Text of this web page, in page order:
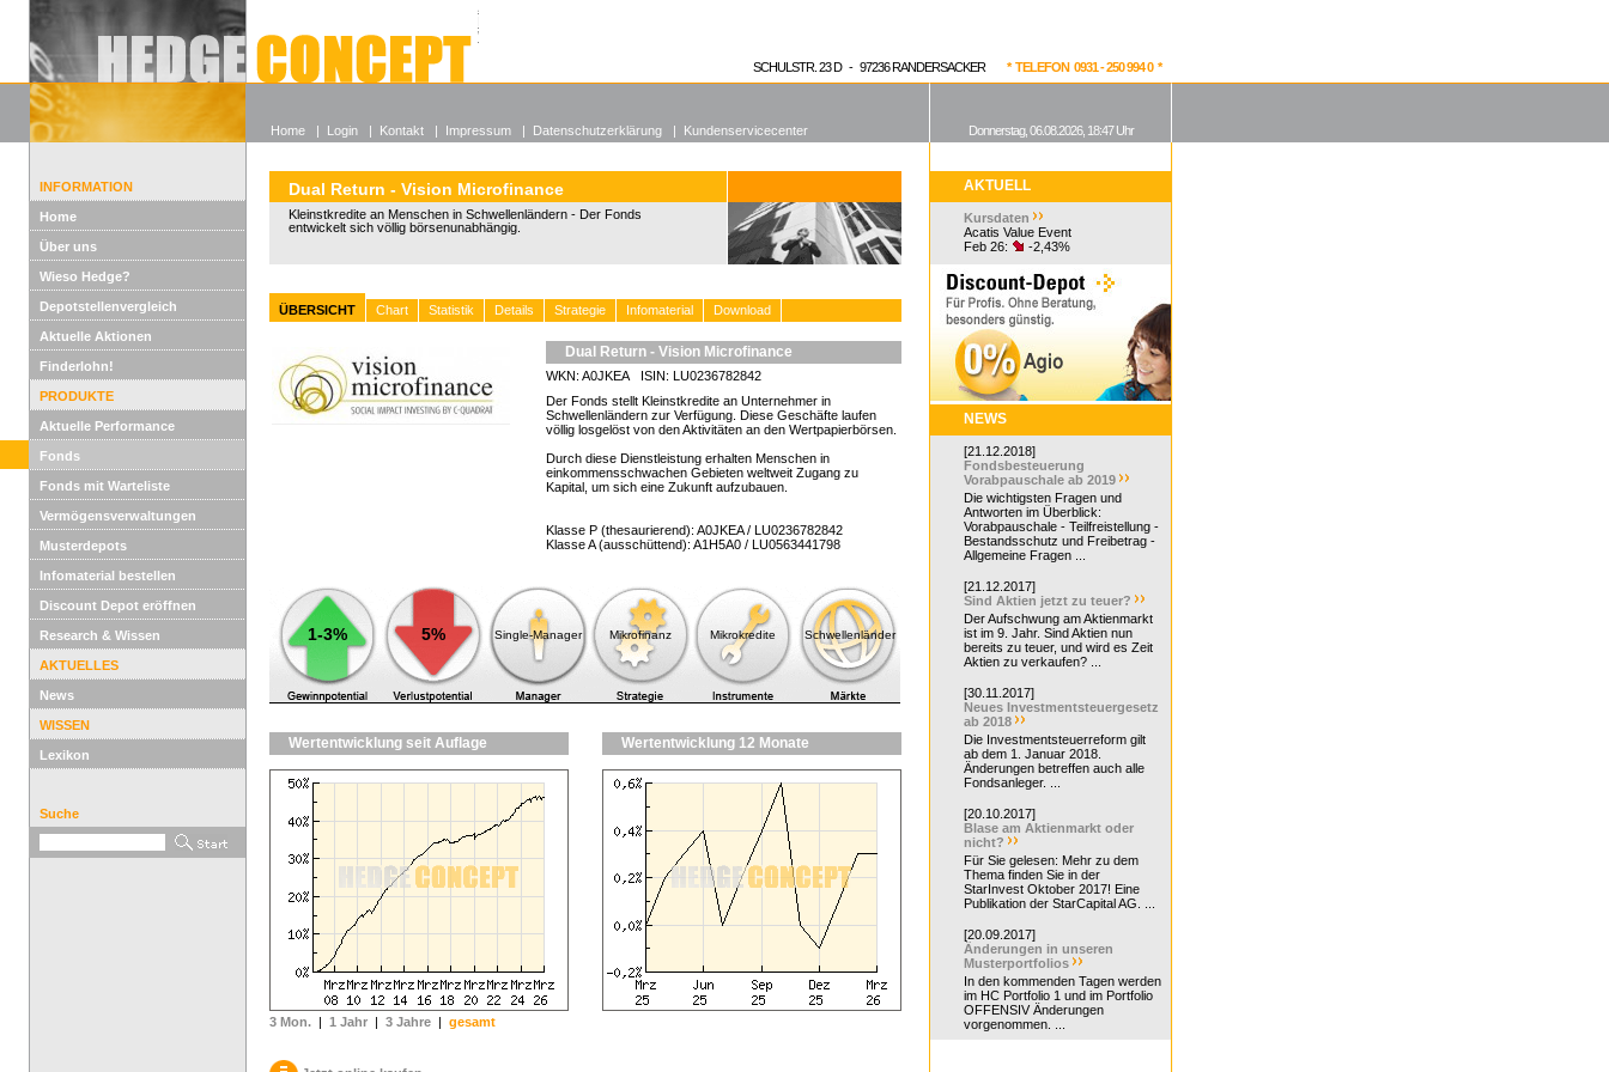
Alle offenen Fonds
Wieso Hedgefonds?
SCHULSTR. 23 D - 97236 RANDERSACKER * TELEFON 0931 - 250 994 0 *
INFORMATION
Home
Über uns
Wieso Hedge?
Depotstellenvergleich
Aktuelle Aktionen
Finderlohn!
PRODUKTE
Aktuelle Performance
Fonds
Fonds mit Warteliste
Vermögensverwaltungen
Musterdepots
Infomaterial bestellen
Discount Depot eröffnen
Research & Wissen
AKTUELLES
News
WISSEN
Lexikon
Suche
Dual Return - Vision Microfinance
Kleinstkredite an Menschen in Schwellenländern - Der Fonds
entwickelt sich völlig börsenunabhängig.
ÜBERSICHT Chart Statistik Details Strategie Infomaterial Download
Dual Return - Vision Microfinance
WKN: A0JKEA ISIN: LU0236782842
Der Fonds stellt Kleinstkredite an Unternehmer in
Schwellenländern zur Verfügung. Diese Geschäfte laufen
völlig losgelöst von den Aktivitäten an den Wertpapierbörsen.
Durch diese Dienstleistung erhalten Menschen in
einkommensschwachen Gebieten weltweit Zugang zu
Kapital, um sich eine Zukunft aufzubauen.
Klasse P (thesaurierend): A0JKEA / LU0236782842
Klasse A (ausschüttend): A1H5A0 / LU0563441798
1-3% 5% Single-Manager Mikrofinanz Mikrokredite Schwellenländer
Wertentwicklung seit Auflage
3 Mon. | 1 Jahr | 3 Jahre | gesamt
Wertentwicklung 12 Monate
AKTUELL
Kursdaten
Acatis Value Event
Feb 26:
-2,43%
NEWS
[21.12.2018]
Fondsbesteuerung
Vorabpauschale ab 2019
Die wichtigsten Fragen und
Antworten im Überblick:
Vorabpauschale - Teilfreistellung -
Bestandsschutz und Freibetrag -
Allgemeine Fragen ...
[21.12.2017]
Sind Aktien jetzt zu teuer?
Der Aufschwung am Aktienmarkt
ist im 9. Jahr. Sind Aktien nun
bereits zu teuer, und wird es Zeit
Aktien zu verkaufen? ...
[30.11.2017]
Neues Investmentsteuergesetz
ab 2018
Die Investmentsteuerreform gilt
ab dem 1. Januar 2018.
Änderungen betreffen auch alle
Fondsanleger. ...
[20.10.2017]
Blase am Aktienmarkt oder
nicht?
Für Sie gelesen: Mehr zu dem
Thema finden Sie in der
StarInvest Oktober 2017! Eine
Publikation der StarCapital AG. ...
[20.09.2017]
Änderungen in unseren
Musterportfolios
In den kommenden Tagen werden
im HC Portfolio 1 und im Portfolio
OFFENSIV Änderungen
vorgenommen. ...
Home | Login | Kontakt | Impressum | Datenschutzerklärung | Kundenservicecenter Donnerstag, 06.08.2026, 18:47 Uhr